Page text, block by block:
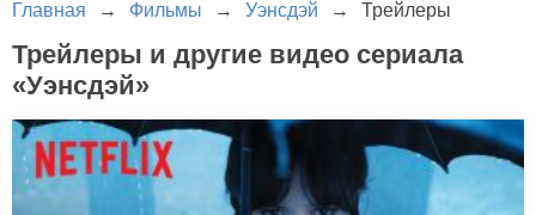
Главная → Фильмы → Уэнсдэй → Трейлеры
Трейлеры и другие видео сериала
«Уэнсдэй»